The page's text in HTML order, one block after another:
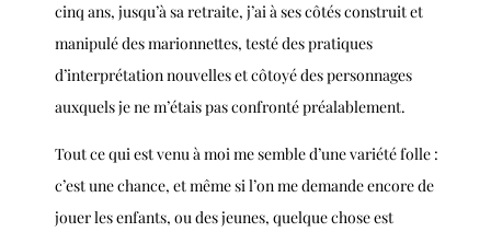
cinq ans, jusqu’à sa retraite, j’ai à ses côtés construit et
manipulé des marionnettes, testé des pratiques
d’interprétation nouvelles et côtoyé des personnages
auxquels je ne m’étais pas confronté préalablement.
Tout ce qui est venu à moi me semble d’une variété folle :
c’est une chance, et même si l’on me demande encore de
jouer les enfants, ou des jeunes, quelque chose est